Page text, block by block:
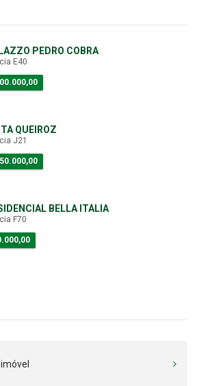
PEDRO COBRA
E40
QUEIROZ
J21
BELLA ITÁLIA
F70